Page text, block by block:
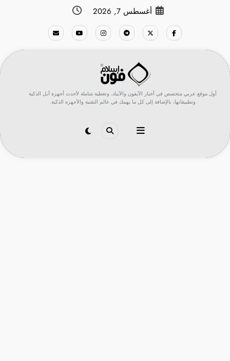
أغسطس 7, 2026
أول موقع عربي متخصص في أخبار الآيفون والآيباد، وتغطية شاملة لأحدث أجهزة أبل الذكية
وتطبيقاتها، بالإضافة إلى كل ما يهمك في عالم التقنية والأجهزة الذكية.